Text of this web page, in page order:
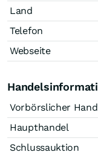
Land
Telefon
Webseite
Vorbörslicher
Haupthandel
Schlussauktion